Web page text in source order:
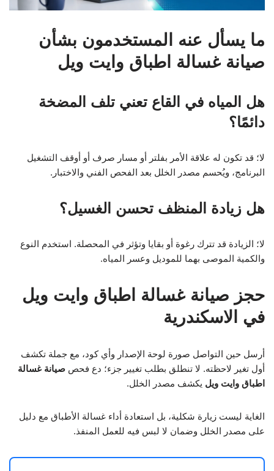
ما يسأل عنه المستخدمون بشأن
صيانة غسالة اطباق وايت ويل
هل المياه في القاع تعني تلف المضخة
دائمًا؟
لا؛ قد تكون له علاقة الأمر بفلتر أو مسار صرف أو أوقف التشغيل
البرنامج، ويُحسم مصدر الخلل بعد الفحص الفني والاختبار.
هل زيادة المنظف تحسن الغسيل؟
لا؛ الزيادة قد تترك رغوة أو بقايا وتؤثر في المحصلة. استخدم النوع
والكمية الموصى بهما للموديل وعسر المياه.
حجز صيانة غسالة اطباق وايت ويل
في الاسكندرية
أرسل حين التواصل صورة لوحة الإصدار وأي كود، مع جملة تكشف
أول تغير لاحظته. لا تنطلق بطلب تغيير جزء؛ دع فحص صيانة غسالة
اطباق وايت ويل يكشف مصدر الخلل.
الغاية ليست زيارة شكلية، بل استعادة أداء غسالة الأطباق مع دليل
على مصدر الخلل وضمان لا لبس فيه للعمل المنفذ.